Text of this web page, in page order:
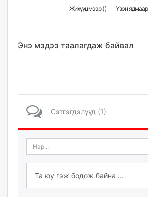
paparazzi.mn
unread.today
Жихүүцмээр ()
Энэ мэдээ таалагдаж байвал
Сэтгэгдэлүүд (1)